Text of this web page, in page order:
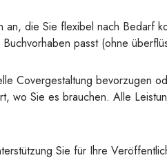
die Sie flexibel nach Bedarf
passt (ohne
Covergestaltung bevorzugen
wo Sie es brauchen. Alle
Sie für Ihre